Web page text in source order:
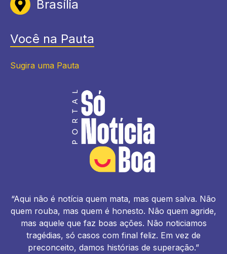
Brasília
Você na Pauta
Sugira uma Pauta
“Aqui não é notícia quem mata, mas quem salva. Não
quem rouba, mas quem é honesto. Não quem agride,
mas aquele que faz boas ações. Não noticiamos
tragédias, só casos com final feliz. Em vez de
preconceito, damos histórias de superação.”